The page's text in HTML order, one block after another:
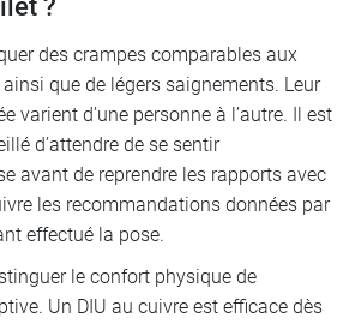
?
des crampes comparables aux
que de légers saignements. Leur
varient d’une personne à l’autre. Il est
d’attendre de se sentir
avant de reprendre les rapports avec
les recommandations données par
effectué la pose.
le confort physique de
Un DIU au cuivre est efficace dès